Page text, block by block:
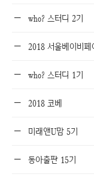
who? 스터디 2기
2018 서울베이비페
who? 스터디 1기
2018 코베
미래앤U맘 5기
동아출판 15기